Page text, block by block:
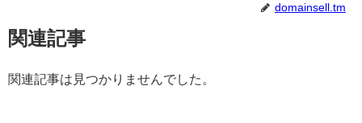
domainsell.tm
関連記事
関連記事は見つかりませんでした。